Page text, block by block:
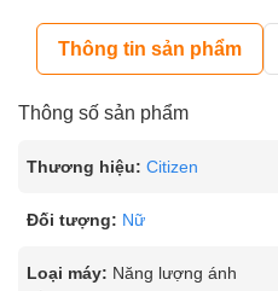
Thông tin sản phẩm
Thông số sản phẩm
Thương hiệu: Citizen
Đối tượng: Nữ
Loại máy: Năng lượng ánh